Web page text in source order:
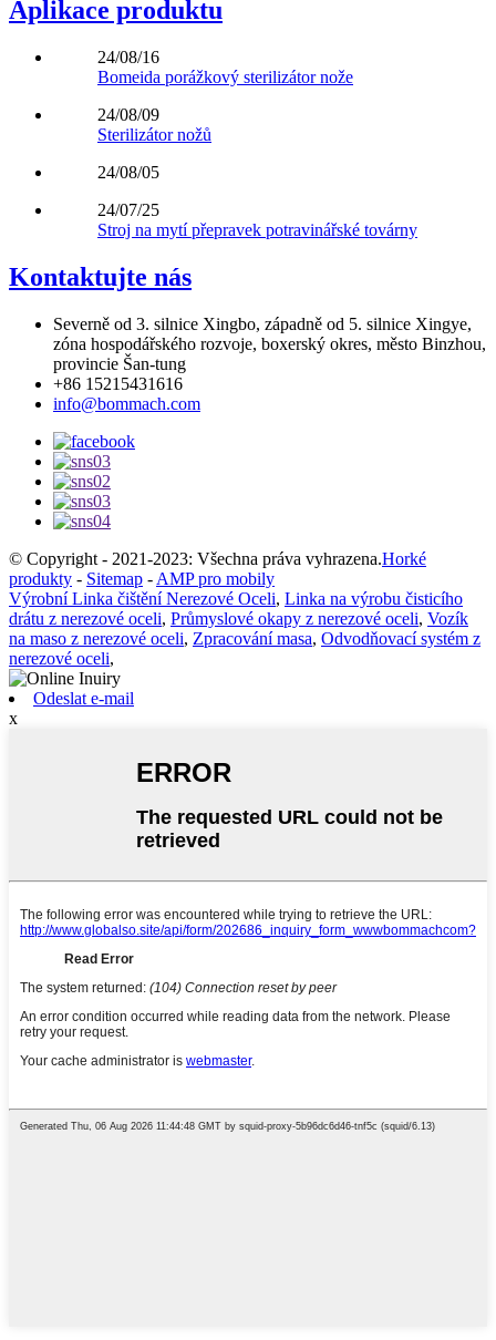
Aplikace produktu
24/08/16
Bomeida porážkový sterilizátor nože
24/08/09
Sterilizátor nožů
24/08/05
24/07/25
Stroj na mytí přepravek potravinářské továrny
Kontaktujte nás
Severně od 3. silnice Xingbo, západně od 5. silnice Xingye,
zóna hospodářského rozvoje, boxerský okres, město Binzhou,
provincie Šan-tung
+86 15215431616
info@bommach.com
© Copyright - 2021-2023: Všechna práva vyhrazena.Horké
produkty - Sitemap - AMP pro mobily
Výrobní Linka čištění Nerezové Oceli, Linka na výrobu čisticího
drátu z nerezové oceli, Průmyslové okapy z nerezové oceli, Vozík
na maso z nerezové oceli, Zpracování masa, Odvodňovací systém z
nerezové oceli,
Odeslat e-mail
x